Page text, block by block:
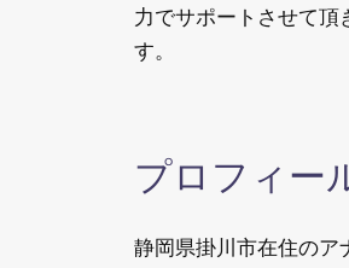
力でサポートさせて頂
す。
プロフィー
静岡県掛川市在住のア